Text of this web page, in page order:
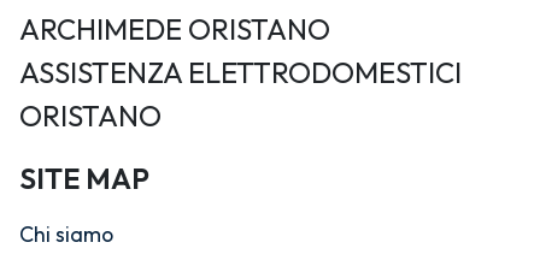
ARCHIMEDE ORISTANO
ASSISTENZA ELETTRODOMESTICI
ORISTANO
SITE MAP
Chi siamo